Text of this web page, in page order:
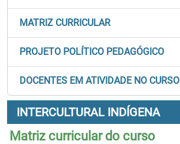
MATRIZ CURRICULAR
PROJETO POLÍTICO PEDAGÓGICO
DOCENTES EM ATIVIDADE NO CURSO
INTERCULTURAL INDÍGENA
Matriz curricular do curso